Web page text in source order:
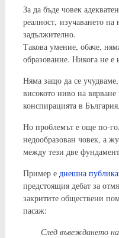
За да бъде човек
реалност, изучаването
задължително.
Такова умение, обаче,
образование. Никога не
Няма защо да се
високото ниво на
конспирацията в България.
Но проблемът е още по-
недообразован човек, а
между тези две
Пример е днешна
предстоящия дебат за
закритите обществени
пасаж:
След въвеждането